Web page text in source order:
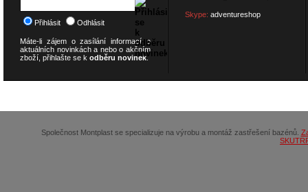
Přihlásit Odhlásit
Máte-li zájem o zasílání informací o
aktuálních novinkách a nebo o akčním
zboží, přihlašte se k odběru novinek.
Skype: adventureshop
Společnost Montplast se specializuje na výrobu a montáž zastřešení bazénů.